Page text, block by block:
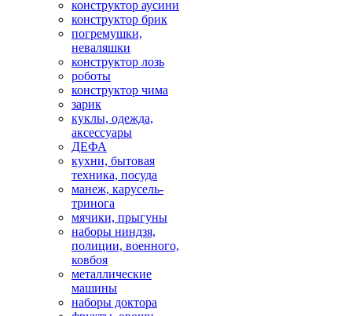
конструктор аусини
конструктор брик
погремушки,
неваляшки
конструктор лозь
роботы
конструктор чима
зарик
куклы, одежда,
аксессуары
ДЕФА
кухни, бытовая
техника, посуда
манеж, карусель-
тринога
мячики, прыгуны
наборы ниндзя,
полиции, военного,
ковбоя
металлические
машины
наборы доктора